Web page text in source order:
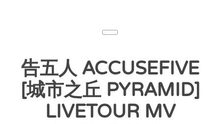
告五人 ACCUSEFIVE
[城市之丘 PYRAMID]
LIVETOUR MV